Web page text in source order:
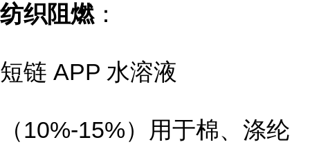
纺织阻燃：
短链 APP 水溶液
（10%-15%）用于棉、涤纶